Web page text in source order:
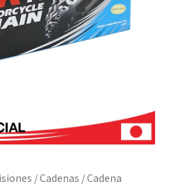
/Cadenas / Cadena